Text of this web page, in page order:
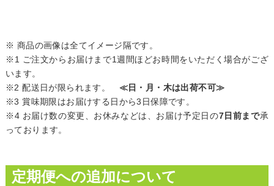
※ 商品の画像は全てイメージ隔です。
※1 ご注文からお届けまで1週間ほどお時間をいただく場合がござ
います。
※2 配送日が限られます。 ≪日・月・木は出荷不可≫
※3 賞味期限はお届けする日から3日保障です。
※4 お届け数の変更、お休みなどは、お届け予定日の7日前まで承
っております。
定期便への追加について